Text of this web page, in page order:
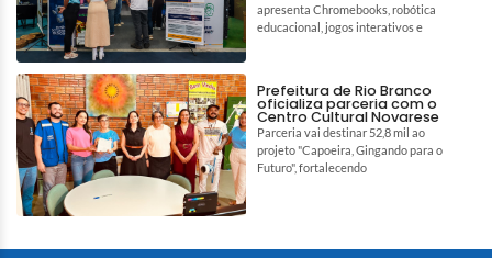
apresenta Chromebooks, robótica
educacional, jogos interativos e
Prefeitura de Rio Branco
oficializa parceria com o
Centro Cultural Novarese
Parceria vai destinar 52,8 mil ao
projeto "Capoeira, Gingando para o
Futuro", fortalecendo